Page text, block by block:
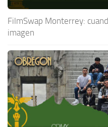
FilmSwap Monterrey:
imagen